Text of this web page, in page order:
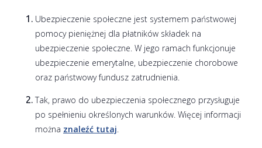
Ubezpieczenie społeczne jest systemem państwowej
pomocy pieniężnej dla płatników składek na
ubezpieczenie społeczne. W jego ramach funkcjonuje
ubezpieczenie emerytalne, ubezpieczenie chorobowe
oraz państwowy fundusz zatrudnienia.
Tak, prawo do ubezpieczenia społecznego przysługuje
po spełnieniu określonych warunków. Więcej informacji
można znaleźć tutaj.